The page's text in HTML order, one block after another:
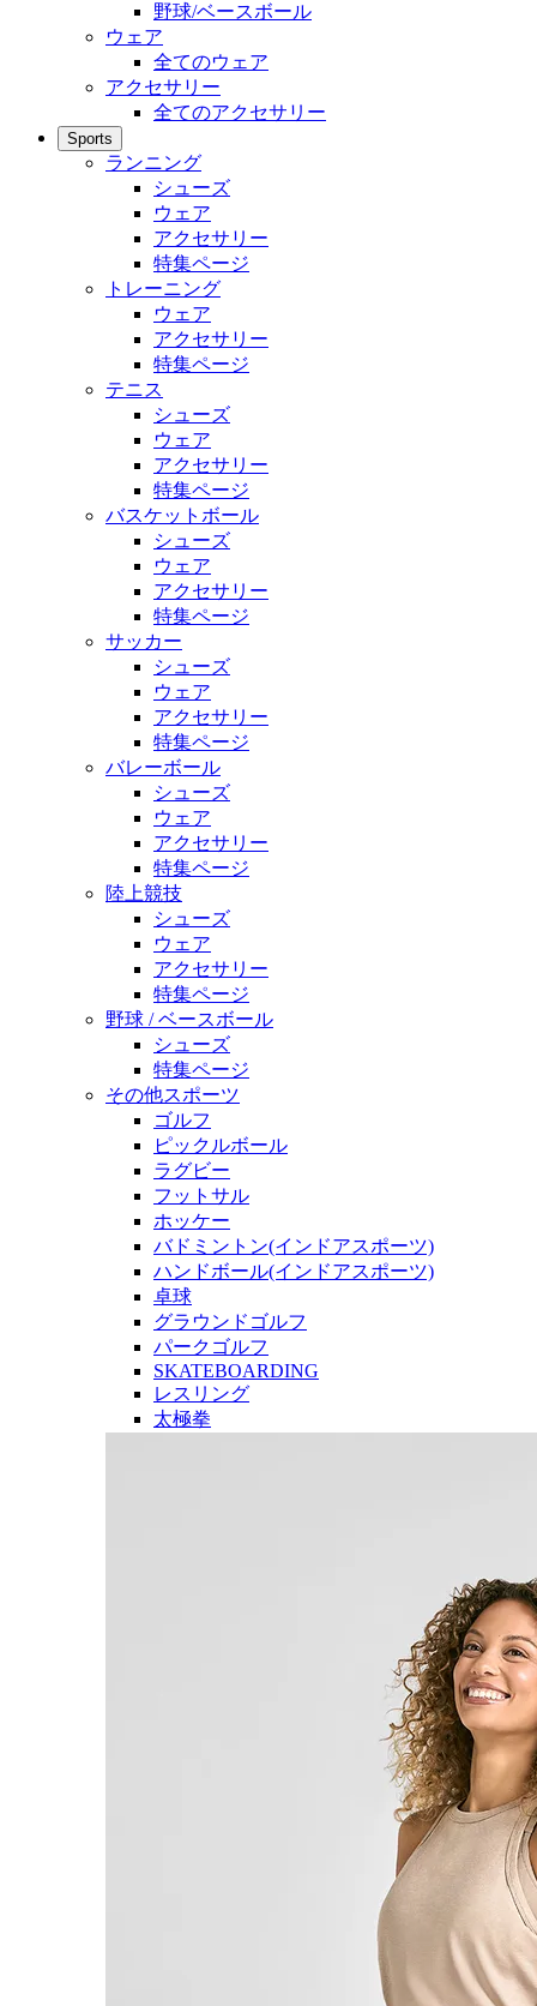
野球/ベースボール
ウェア
全てのウェア
アクセサリー
全てのアクセサリー
Sports
ランニング
シューズ
ウェア
アクセサリー
特集ページ
トレーニング
ウェア
アクセサリー
特集ページ
テニス
シューズ
ウェア
アクセサリー
特集ページ
バスケットボール
シューズ
ウェア
アクセサリー
特集ページ
サッカー
シューズ
ウェア
アクセサリー
特集ページ
バレーボール
シューズ
ウェア
アクセサリー
特集ページ
陸上競技
シューズ
ウェア
アクセサリー
特集ページ
野球 / ベースボール
シューズ
特集ページ
その他スポーツ
ゴルフ
ピックルボール
ラグビー
フットサル
ホッケー
バドミントン(インドアスポーツ)
ハンドボール(インドアスポーツ)
卓球
グラウンドゴルフ
パークゴルフ
SKATEBOARDING
レスリング
太極拳